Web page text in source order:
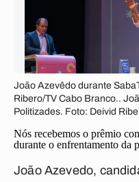
João Azevêdo durante
Ribero/TV Cabo Branco..
Politizades. Foto: Deivid
Nós recebemos o prêmio
durante o enfrentamento da
João Azevedo,